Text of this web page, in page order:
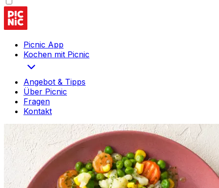
Picnic App
Kochen mit Picnic
Angebot & Tipps
Über Picnic
Fragen
Kontakt